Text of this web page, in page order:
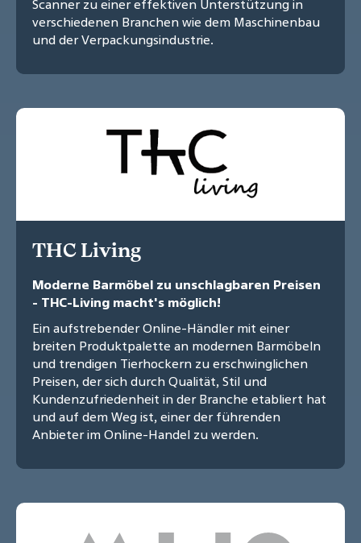
Scanner zu einer effektiven Unterstützung in
verschiedenen Branchen wie dem Maschinenbau
und der Verpackungsindustrie.
THC Living
Moderne Barmöbel zu unschlagbaren Preisen
- THC-Living macht's möglich!
Ein aufstrebender Online-Händler mit einer
breiten Produktpalette an modernen Barmöbeln
und trendigen Tierhockern zu erschwinglichen
Preisen, der sich durch Qualität, Stil und
Kundenzufriedenheit in der Branche etabliert hat
und auf dem Weg ist, einer der führenden
Anbieter im Online-Handel zu werden.